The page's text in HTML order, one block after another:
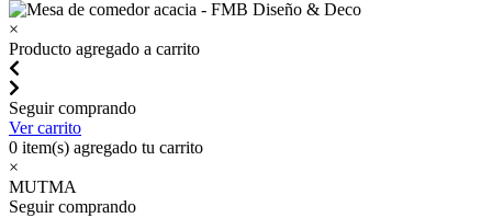
×
Producto agregado a carrito
Seguir comprando
Ver carrito
0 item(s) agregado tu carrito
×
MUTMA
Seguir comprando